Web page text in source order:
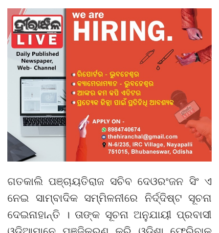
ଗତକାଲି ପଞ୍ଚାୟତିରାଜ ସଚିବ ଦେଓରଂଜନ ସିଂ ଏ
ନେଇ ସାମ୍ବାଦିକ ସମ୍ମିଳନୀରେ ନିର୍ଦ୍ଦିଷ୍ଟ ସୂଚନା
ଦେଇନାହାନ୍ତି । ତାଙ୍କ ସୂଚନା ଅନୁଯାୟୀ ପ୍ରବାସୀ